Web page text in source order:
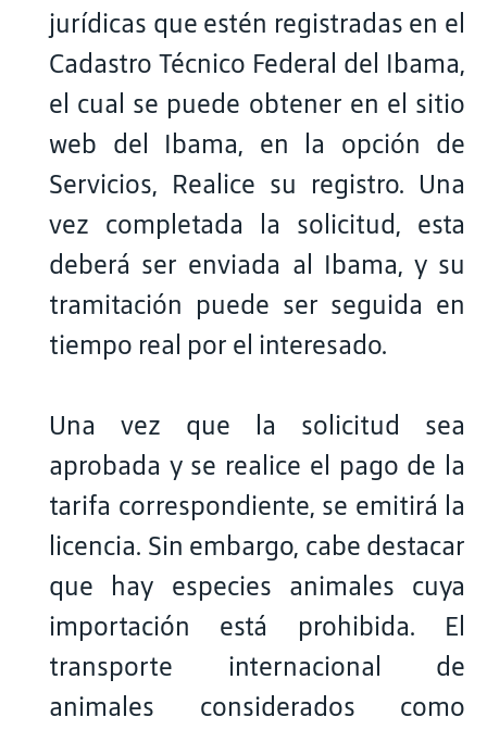
jurídicas que estén registradas en el
Cadastro Técnico Federal del Ibama,
el cual se puede obtener en el sitio
web del Ibama, en la opción de
Servicios, Realice su registro. Una
vez completada la solicitud, esta
deberá ser enviada al Ibama, y su
tramitación puede ser seguida en
tiempo real por el interesado.
Una vez que la solicitud sea
aprobada y se realice el pago de la
tarifa correspondiente, se emitirá la
licencia. Sin embargo, cabe destacar
que hay especies animales cuya
importación está prohibida. El
transporte internacional de
animales considerados como